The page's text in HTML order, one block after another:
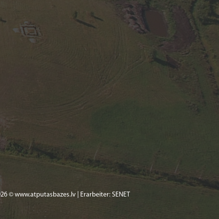
© www.atputasbazes.lv | Erarbeiter: SENET